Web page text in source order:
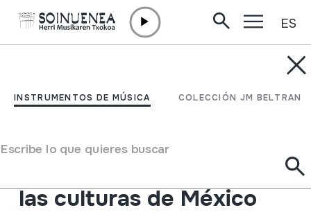
INSTRUMENTOS DE MÚSICA COLECCIÓN JM BELTRAN
Escribe lo que quieres buscar
ES
VI Festival de Música y
1994. La niñez indígena:
las culturas de México